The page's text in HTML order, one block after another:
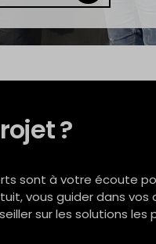
?
sont à votre écoute
vous guider dans vos
sur les solutions les